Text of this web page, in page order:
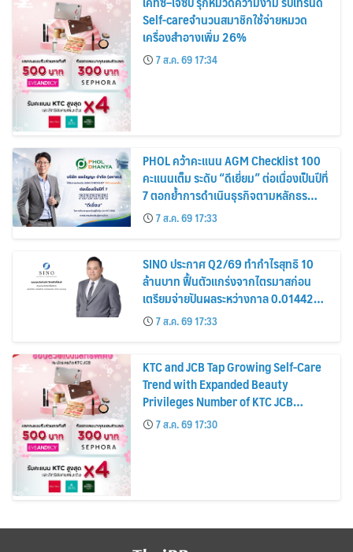
Self-careจำนวนสมาชิกใช้จ่ายหมวด
เครื่องสำอางเพิ่ม 26%
7 ส.ค. 69 17:34
PHOL คว้าคะแนน AGM Checklist 100
คะแนนเต็ม ระดับ “ดีเยี่ยม” ต่อเนื่องเป็นปีที่
7 ตอกย้ำการดำเนินธุรกิจตามหลักธร
รมาภิบาล โปร่งใส สร้างความเชื่อมั่นผู้ถือ
หุ้น
7 ส.ค. 69 17:33
SINO ประกาศ Q2/69 ทำกำไรสุทธิ 10
ล้านบาท ฟื้นตัวแกร่งจากไตรมาสก่อน
เตรียมจ่ายปันผลระหว่างกาล 0.014423
บาทต่อหุ้น ครึ่งปีหลังมุ่งเติบโตต่อเนื่อง
7 ส.ค. 69 17:33
KTC and JCB Tap Growing Self-Care
Trend with Expanded Beauty
Privileges Number of KTC JCB
Cardmembers Spending on
Cosmetics Rises 26%
7 ส.ค. 69 17:30